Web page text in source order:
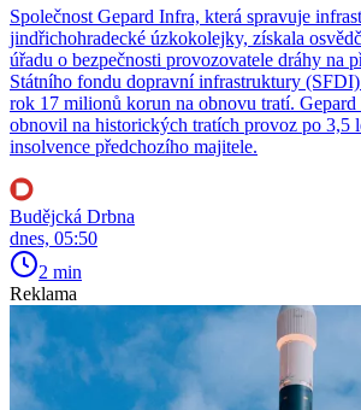
Společnost Gepard Infra, která spravuje
jindřichohradecké úzkokolejky, získala
úřadu o bezpečnosti provozovatele dráhy na
Státního fondu dopravní infrastruktury
rok 17 milionů korun na obnovu tratí. Gepard
obnovil na historických tratích provoz po 3,5
insolvence předchozího majitele.
Budějcká Drbna
dnes, 05:50
2 min
Reklama